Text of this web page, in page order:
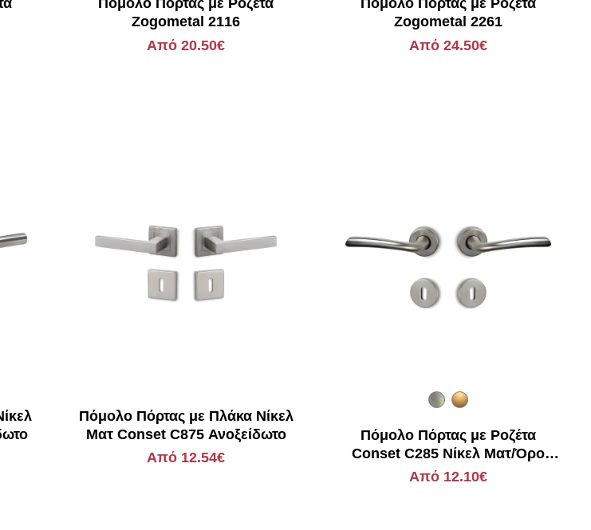
Πόμολο Πόρτας με Ροζέτα
Zogometal 2116
Από 20.50€
Πόμολο Πόρτας με Ροζέτα
Zogometal 2261
Από 24.50€
Πόμολο Πόρτας με Πλάκα Νίκελ
Ματ Conset C875 Ανοξείδωτο
Από 12.54€
Πόμολο Πόρτας με Ροζέτα
Conset C285 Νίκελ Ματ/Όρο
Ματ/Μπρονζέ
Από 12.10€